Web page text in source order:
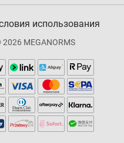
использования
MEGANORMS